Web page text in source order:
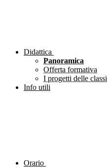
Didattica
Panoramica
Offerta formativa
I progetti delle classi
Info utili
Orario